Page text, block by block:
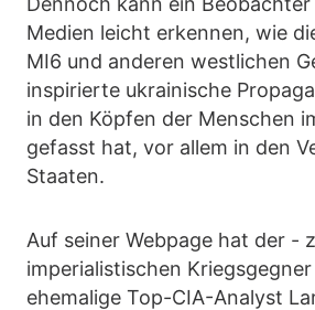
Medien leicht erkennen, wie
MI6 und anderen westlichen
inspirierte ukrainische
in den Köpfen der Menschen
gefasst hat, vor allem in den
Staaten.
Auf seiner Webpage hat der -
imperialistischen
ehemalige Top-CIA-Analyst